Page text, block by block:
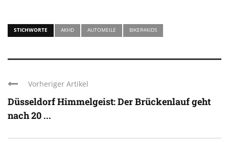
STICHWORTE AKHD AUTOMEILE BIKER4KIDS
Vorheriger Artikel
Düsseldorf Himmelgeist: Der Brückenlauf geht
nach 20 ...